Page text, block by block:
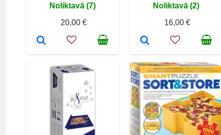
Noliktavā (7)
20,00 €
Noliktavā (2)
16,00 €